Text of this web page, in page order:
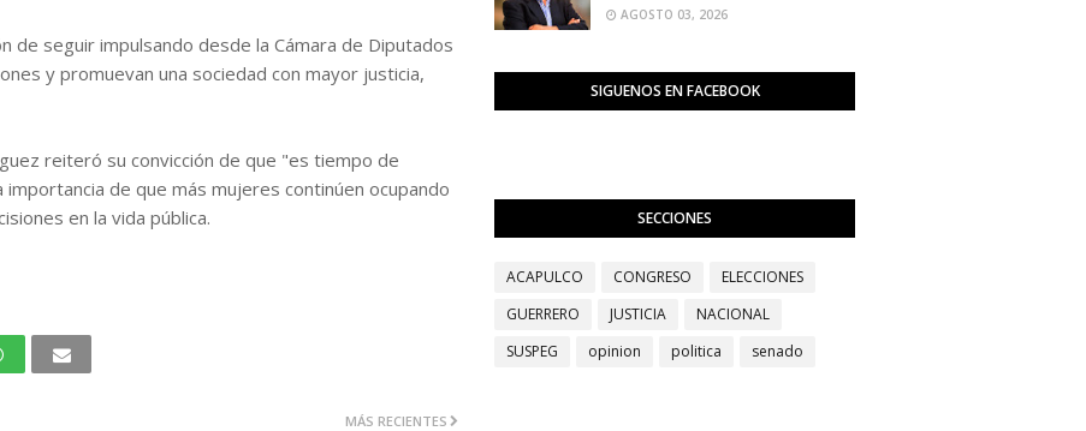
de seguir impulsando desde la Cámara de Diputados
y promuevan una sociedad con mayor justicia,
reiteró su convicción de que "es tiempo de
de que más mujeres continúen ocupando
en la vida pública.
MÁS RECIENTES
AGOSTO 03, 2026
SIGUENOS EN FACEBOOK
SECCIONES
ACAPULCO CONGRESO
ELECCIONES
GUERRERO
JUSTICIA
NACIONAL
SUSPEG
opinion politica senado